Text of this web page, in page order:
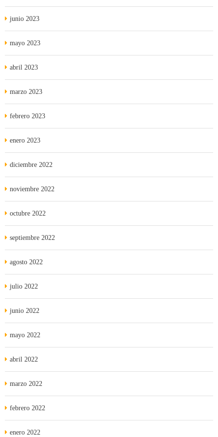
junio 2023
mayo 2023
abril 2023
marzo 2023
febrero 2023
enero 2023
diciembre 2022
noviembre 2022
octubre 2022
septiembre 2022
agosto 2022
julio 2022
junio 2022
mayo 2022
abril 2022
marzo 2022
febrero 2022
enero 2022